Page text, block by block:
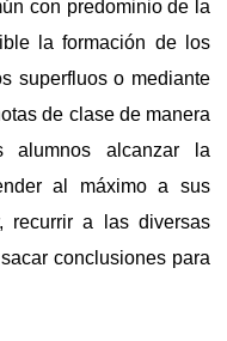
con predominio de la
la formación de los
superfluos o mediante
de clase de manera
alumnos alcanzar la
al máximo a sus
recurrir a las diversas
conclusiones para